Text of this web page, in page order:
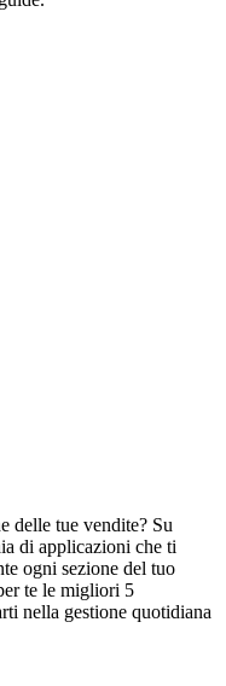
delle tue vendite? Su
di applicazioni che ti
ogni sezione del tuo
te le migliori 5
nella gestione quotidiana